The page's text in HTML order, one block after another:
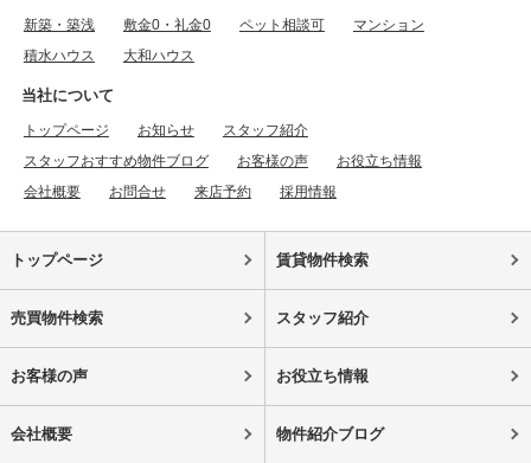
新築・築浅 敷金0・礼金0 ペット相談可
マンション
積水ハウス
大和ハウス
当社について
トップページ お知らせ
スタッフ紹介
スタッフおすすめ物件ブログ
お客様の声
お役立ち情報
会社概要
お問合せ 来店予約 採用情報
トップページ 賃貸物件検索
売買物件検索 スタッフ紹介
お客様の声 お役立ち情報
会社概要 物件紹介ブログ